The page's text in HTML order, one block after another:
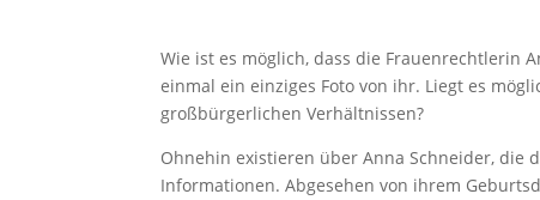
Wie ist es möglich, dass die Frauenrechtlerin
einmal ein einziges Foto von ihr. Liegt es
großbürgerlichen Verhältnissen?
Ohnehin existieren über Anna Schneider, die
Informationen. Abgesehen von ihrem